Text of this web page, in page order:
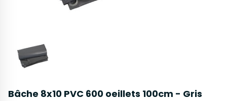
Bâche 8x10 PVC 600 oeillets 100cm - Gris